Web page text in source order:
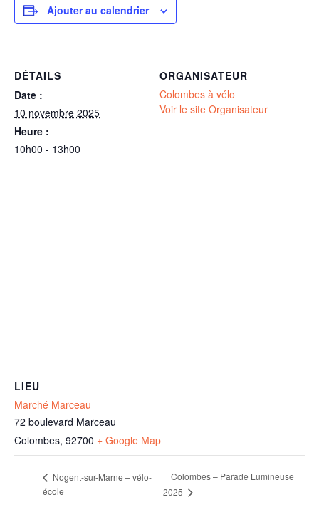
Ajouter au calendrier
DÉTAILS
Date :
10 novembre 2025
Heure :
10h00 - 13h00
ORGANISATEUR
Colombes à vélo
Voir le site Organisateur
LIEU
Marché Marceau
72 boulevard Marceau
Colombes, 92700 + Google Map
Nogent-sur-Marne – vélo-
école
Colombes – Parade Lumineuse
2025